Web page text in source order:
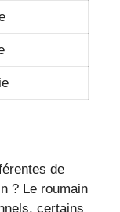
de
? Le roumain
certains